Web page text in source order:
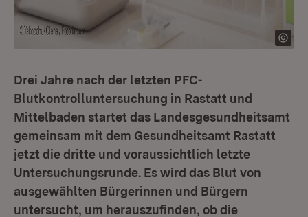
Drei Jahre nach der letzten PFC-
Blutkontrolluntersuchung in Rastatt und
Mittelbaden startet das Landesgesundheitsamt
gemeinsam mit dem Gesundheitsamt Rastatt
jetzt die dritte und voraussichtlich letzte
Untersuchungsrunde. Es wird das Blut von
ausgewählten Bürgerinnen und Bürgern
untersucht, um herauszufinden, ob die